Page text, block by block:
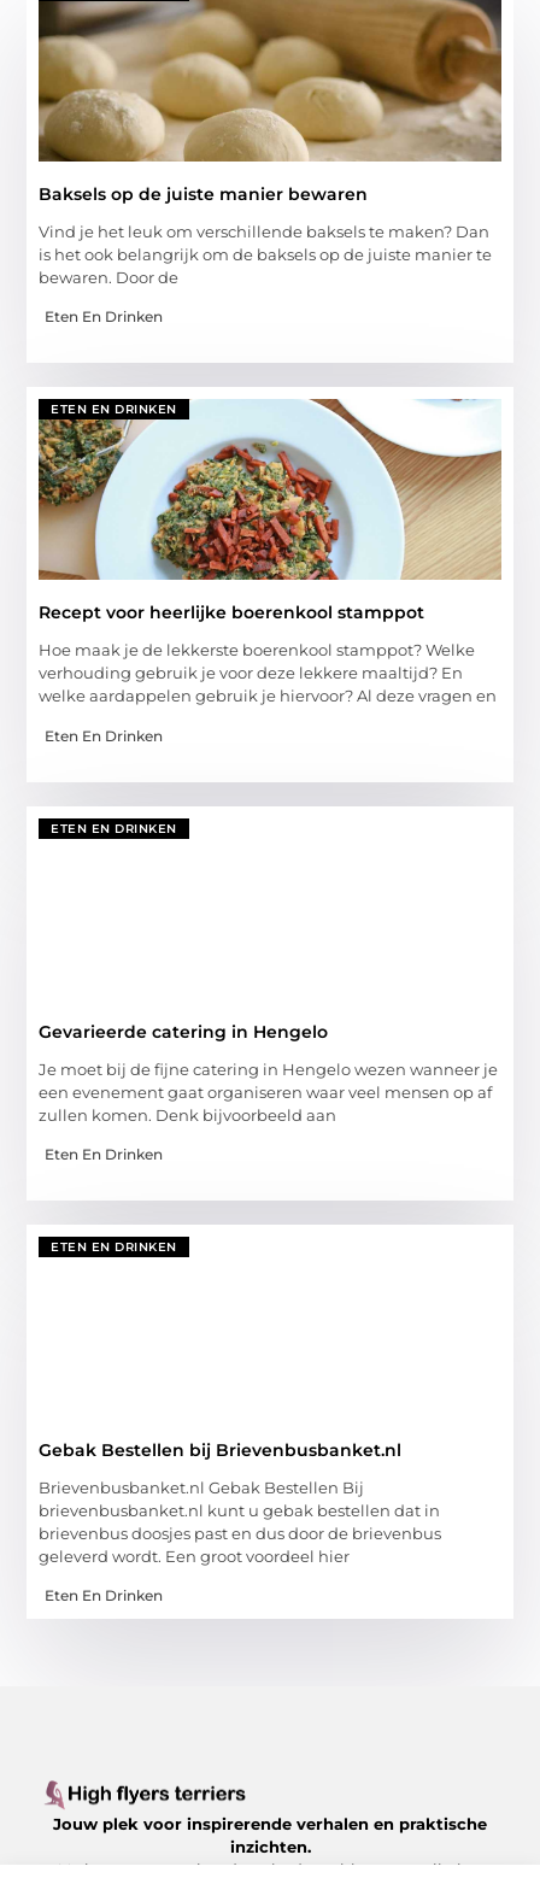
Baksels op de juiste manier bewaren
Vind je het leuk om verschillende baksels te maken? Dan
is het ook belangrijk om de baksels op de juiste manier te
bewaren. Door de
Eten En Drinken
ETEN EN DRINKEN
Recept voor heerlijke boerenkool stamppot
Hoe maak je de lekkerste boerenkool stamppot? Welke
verhouding gebruik je voor deze lekkere maaltijd? En
welke aardappelen gebruik je hiervoor? Al deze vragen en
Eten En Drinken
ETEN EN DRINKEN
Gevarieerde catering in Hengelo
Je moet bij de fijne catering in Hengelo wezen wanneer je
een evenement gaat organiseren waar veel mensen op af
zullen komen. Denk bijvoorbeeld aan
Eten En Drinken
ETEN EN DRINKEN
Gebak Bestellen bij Brievenbusbanket.nl
Brievenbusbanket.nl Gebak Bestellen Bij
brievenbusbanket.nl kunt u gebak bestellen dat in
brievenbus doosjes past en dus door de brievenbus
geleverd wordt. Een groot voordeel hier
Eten En Drinken
Jouw plek voor inspirerende verhalen en praktische
inzichten.
Verken een gevarieerd aanbod aan blogs en artikelen